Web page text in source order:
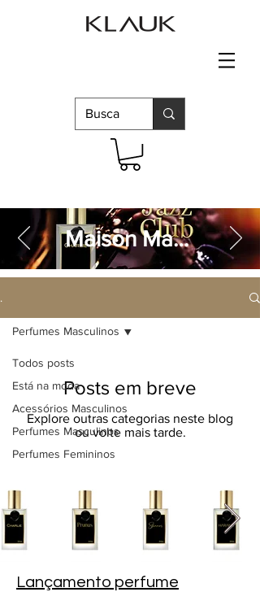
Maison Martin Margiela
.
Todos posts
Está na moda
Acessórios Masculinos
Perfumes Masculinos
Perfumes Femininos
Perfumes Masculinos
Posts em breve
Explore outras categorias neste blog
ou volte mais tarde.
Lançamento perfume